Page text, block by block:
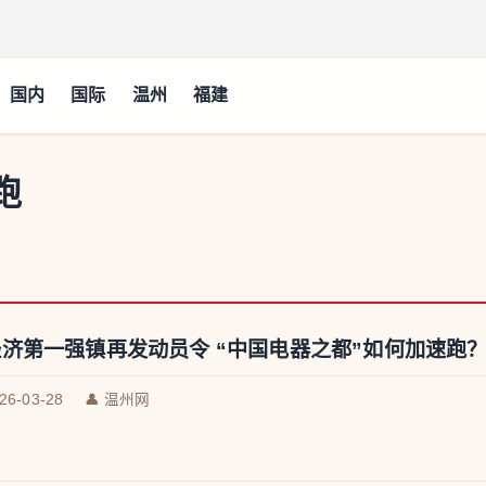
国内 国际 温州 福建
第一强镇再发动员令 “中国电器之都”如何加速跑
03-28 👤 温州网